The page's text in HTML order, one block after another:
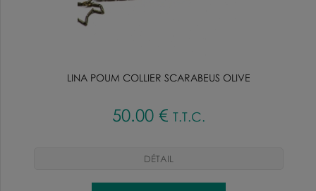
LINA POUM COLLIER SCARABEUS OLIVE
50.00 € T.T.C.